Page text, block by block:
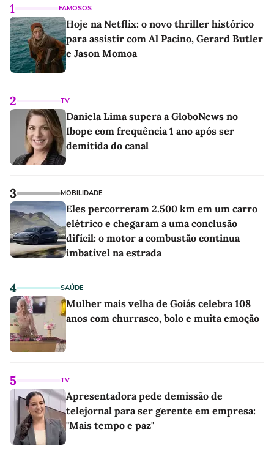
1 FAMOSOS
Hoje na Netflix: o novo thriller histórico
para assistir com Al Pacino, Gerard Butler
e Jason Momoa
2 TV
Daniela Lima supera a GloboNews no
Ibope com frequência 1 ano após ser
demitida do canal
3 MOBILIDADE
Eles percorreram 2.500 km em um carro
elétrico e chegaram a uma conclusão
difícil: o motor a combustão continua
imbatível na estrada
4 SAÚDE
Mulher mais velha de Goiás celebra 108
anos com churrasco, bolo e muita emoção
5 TV
Apresentadora pede demissão de
telejornal para ser gerente em empresa:
"Mais tempo e paz"